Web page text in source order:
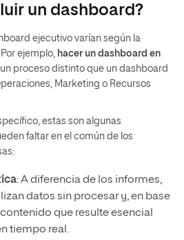
un dashboard?
ejecutivo varían según la
ejemplo, hacer un dashboard en
proceso distinto que un dashboard
Marketing o Recursos
estas son algunas
faltar en el común de los
: A diferencia de los informes,
datos sin procesar y, en base
que resulte esencial
tiempo real.